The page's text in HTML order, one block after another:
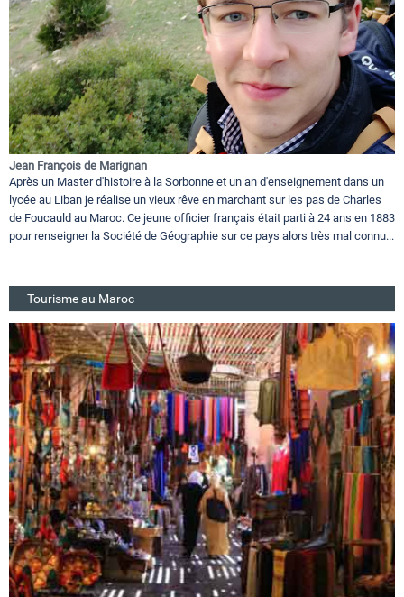
Jean François de Marignan
Après un Master d'histoire à la Sorbonne et un an d'enseignement dans un
lycée au Liban je réalise un vieux rêve en marchant sur les pas de Charles
de Foucauld au Maroc. Ce jeune officier français était parti à 24 ans en 1883
pour renseigner la Société de Géographie sur ce pays alors très mal connu...
Tourisme au Maroc